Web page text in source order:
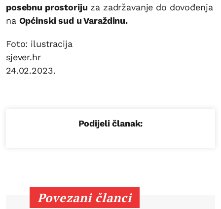
posebnu prostoriju za zadržavanje do dovođenja
na Općinski sud u Varaždinu.
Foto: ilustracija
sjever.hr
24.02.2023.
Podijeli članak:
Povezani članci